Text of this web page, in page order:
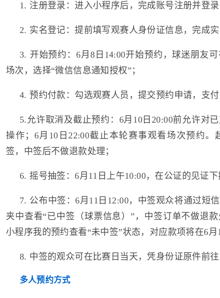
1. 注册登录：进入小程序后，完成账号注册并登
2. 实名登记：提前填写观赛人身份证信息，完成
3. 开始预约：6月8日14:00开始预约，球迷朋友
场次，选择“微信信息通知授权”；
4. 预约付款：勾选观赛人员，提交预约申请，支
5.允许取消及截止预约：6月10日20:00前允许对
操作；6月10日22:00截止本轮赛事观看场次预约
签，中签后不做退款处理；
6. 摇号抽签：6月11日上午10:00，在公证的见证
7. 公布中签：6月11日12:00，中签观众将通过短
夹中查看“已中签（球票信息）”，中签订单不做退
小程序我的预约查看“未中签”状态，对应款项将在6
8. 中签的观众可在比赛日当天，凭身份证原件前
多人预约方式